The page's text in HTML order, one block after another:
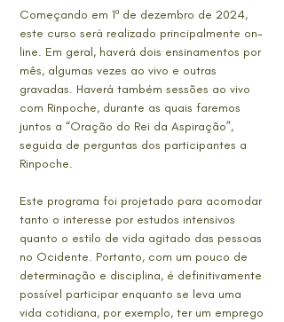
Começando em 1º de dezembro de 2024,
este curso será realizado principalmente on-
line. Em geral, haverá dois ensinamentos por
mês, algumas vezes ao vivo e outras
gravadas. Haverá também sessões ao vivo
com Rinpoche, durante as quais faremos
juntos a “Oração do Rei da Aspiração”,
seguida de perguntas dos participantes a
Rinpoche.
Este programa foi projetado para acomodar
tanto o interesse por estudos intensivos
quanto o estilo de vida agitado das pessoas
no Ocidente. Portanto, com um pouco de
determinação e disciplina, é definitivamente
possível participar enquanto se leva uma
vida cotidiana, por exemplo, ter um emprego